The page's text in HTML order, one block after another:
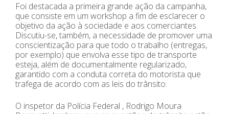
Foi destacada a primeira grande ação da campanha,
que consiste em um workshop a fim de esclarecer o
objetivo da ação à sociedade e aos comerciantes.
Discutiu-se, também, a necessidade de promover uma
conscientização para que todo o trabalho (entregas,
por exemplo) que envolva esse tipo de transporte
esteja, além de documentalmente regularizado,
garantido com a conduta correta do motorista que
trafega de acordo com as leis do trânsito.
O inspetor da Polícia Federal , Rodrigo Moura